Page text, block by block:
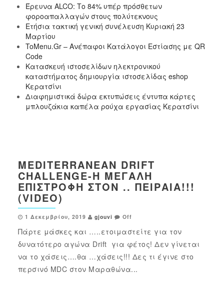
Έρευνα ALCO: Το 84% υπέρ πρόσθετων
φοροαπαλλαγών στους πολύτεκνους
Ετήσια τακτική γενική συνέλευση Κυριακή 23
Μαρτίου
ToMenu.Gr – Ανέπαφοι Κατάλογοι Εστίασης με QR
Code
Κατασκευή ιστοσελίδων ηλεκτρονικού
καταστήματος δημιουργία ιστοσελίδας eshop
Κερατσίνι
Διαφημιστικά δώρα εκτυπώσεις έντυπα κάρτες
μπλουζάκια καπέλα ρούχα εργασίας Κερατσίνι
MEDITERRANEAN DRIFT
CHALLENGE-Η ΜΕΓΆΛΗ
ΕΠΙΣΤΡΟΦΉ ΣΤΟΝ .. ΠΕΙΡΑΙΆ!!!
(VIDEO)
1 Δεκεμβρίου, 2019 gjouvi Off
Πάρτε μάσκες και …..ετοιμαστείτε για τον
δυνατότερο αγώνα Drift για φέτος! Δεν γίνεται
να το χάσεις….θα …χάσεις!!! Δες τι έγινε στο
περσινό MDC στον Μαραθώνα...